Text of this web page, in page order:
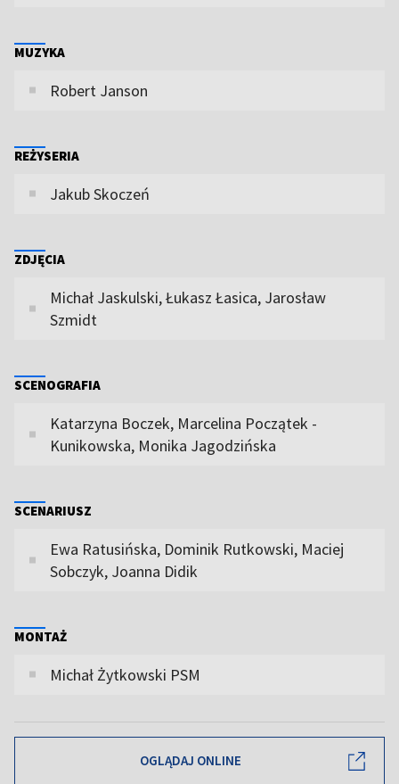
MUZYKA
Robert Janson
REŻYSERIA
Jakub Skoczeń
ZDJĘCIA
Michał Jaskulski, Łukasz Łasica, Jarosław
Szmidt
SCENOGRAFIA
Katarzyna Boczek, Marcelina Początek -
Kunikowska, Monika Jagodzińska
SCENARIUSZ
Ewa Ratusińska, Dominik Rutkowski, Maciej
Sobczyk, Joanna Didik
MONTAŻ
Michał Żytkowski PSM
OGLĄDAJ ONLINE